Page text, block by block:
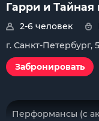
Гарри и Тайная
2-6 человек
г. Санкт-Петербург,
Забронировать
Перформансы (с